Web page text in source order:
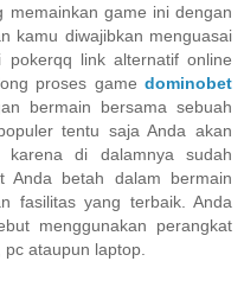
memainkan game ini dengan
kamu diwajibkan menguasai
link alternatif online
proses game dominobet
bermain bersama sebuah
tentu saja Anda akan
karena di dalamnya sudah
Anda betah dalam bermain
fasilitas yang terbaik. Anda
menggunakan perangkat
ataupun laptop.